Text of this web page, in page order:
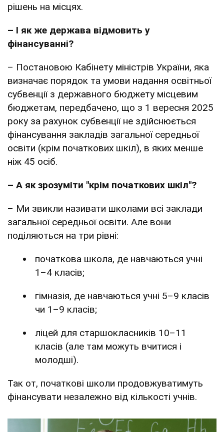
рішень на місцях.
– І як же держава відмовить у
фінансуванні?
– Постановою Кабінету міністрів України, яка
визначає порядок та умови надання освітньої
субвенції з державного бюджету місцевим
бюджетам, передбачено, що з 1 вересня 2025
року за рахунок субвенції не здійснюється
фінансування закладів загальної середньої
освіти (крім початкових шкіл), в яких менше
ніж 45 осіб.
– А як зрозуміти "крім початкових шкіл"?
– Ми звикли називати школами всі заклади
загальної середньої освіти. Але вони
поділяються на три рівні:
початкова школа, де навчаються учні
1–4 класів;
гімназія, де навчаються учні 5–9 класів
чи 1–9 класів;
ліцей для старшокласників 10–11
класів (але там можуть вчитися і
молодші).
Так от, початкові школи продовжуватимуть
фінансувати незалежно від кількості учнів.